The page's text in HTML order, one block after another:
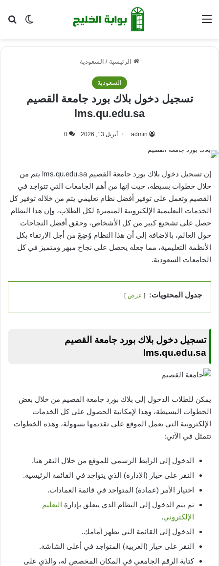
الوضع القائمة
الرئيسية / السعودية
السعودية
تسجيل دخول بلاك بورد جامعة القصيم
lms.qu.edu.sa
admin أبريل 13, 2026 0
إن تسجيل دخول بلاك بورد جامعة القصيم lms.qu.edu.sa يتم من
خلال خطوات بسيطة، حيث إنها من أهم الجامعات التي تتواجد في
القصيم وتعمل على توفير أفضل نظام تعليمي يتم من خلاله توفير كل
الخدمات التعليمية الإلكترونية المتميزة لكل الطلاب، وإن هذا النظام
حصل على تشجيع كبير من كل الأشخاص، وحقق أفضل النجاحات
حول العالم، بالإضافة إلى أن هذا النظام وُضِعَ من أجل الارتقاء بكل
الأنظمة التعليمية، مما جعله يحصل على نجاح مبهر ومتميز في كل
الجامعات السعودية.
جدول المحتويات: عرض
تسجيل دخول بلاك بورد جامعة القصيم
lms.qu.edu.sa
يمكن للطلاب الدخول إلى بلاك بورد جامعة القصيم من خلال بعض
الخطوات البسيطة، وهذا لإمكانية الحصول على كل الخدمات
الإلكترونية التي يعمل الموقع على تقديمها بسهولة، وهذه الخطوات
تتمثل في الآتي:
الدخول إلى الرابط الرسمي للموقع من خلال النقر هنا.
النقر على خيار (الإدارة) الذي يتواجد في القائمة الرئيسية.
اختيار الأمر (عمادة) المتواجد في قائمة العمادات.
ثم يتم الدخول إلى النظام الذي يتعلق بإدارة التعليم
الإلكتروني.
الدخول إلى القائمة التي تظهر أمامك.
النقر على خيار (العربية) المتواجد في أعلى الشاشة.
كتابة الرقم الجامعي في المكان المخصص له، والذي على